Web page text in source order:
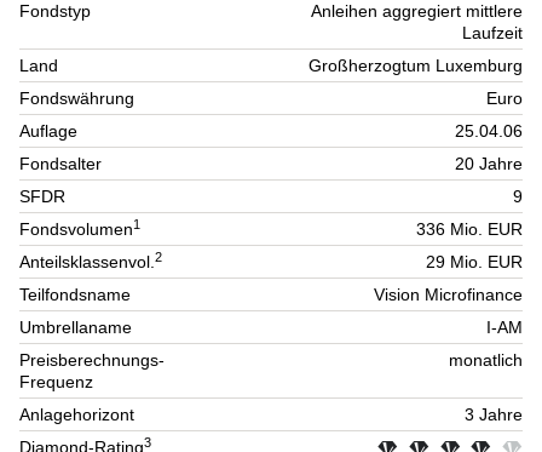
Fondstyp
Anleihen aggregiert mittlere
Laufzeit
Land
Großherzogtum Luxemburg
Fondswährung
Euro
Auflage
25.04.06
Fondsalter
20 Jahre
SFDR
9
Fondsvolumen1
336 Mio. EUR
Anteilsklassenvol.2
29 Mio. EUR
Teilfondsname
Vision Microfinance
Umbrellaname
I-AM
Preisberechnungs-
Frequenz
monatlich
Anlagehorizont
3 Jahre
Diamond-Rating3